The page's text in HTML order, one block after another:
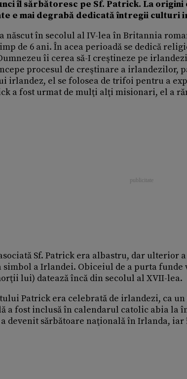
îl sărbătoresc pe Sf. Patrick. La
e mai degrabă dedicată întregii culturi
născut în secolul al IV-lea în Britannia
de 6 ani. În acea perioadă se dedică
îi cerea să-I creştineze pe
procesul de creştinare a irlandezilor,
irlandez, el se folosea de trifoi pentru a
a fost urmat de mulţi alţi misionari, el a
Sf. Patrick era albastru, dar ulterior
simbol a Irlandei. Obiceiul de a purta
lui) datează încă din secolul al XVII-lea.
Patrick era celebrată de irlandezi, ca
a fost inclusă în calendarul catolic abia la
devenit sărbătoare naţională în Irlanda, iar